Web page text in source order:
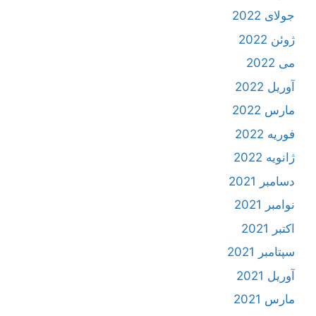
جولای 2022
ژوئن 2022
می 2022
آوریل 2022
مارس 2022
فوریه 2022
ژانویه 2022
دسامبر 2021
نوامبر 2021
اکتبر 2021
سپتامبر 2021
آوریل 2021
مارس 2021